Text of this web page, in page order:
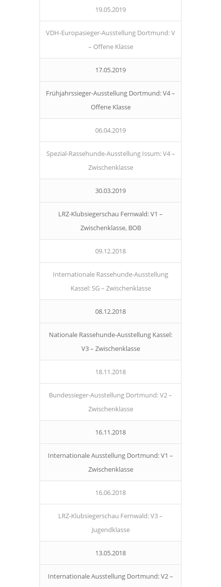
19.05.2019
VDH-Europasieger-Ausstellung Dortmund: V
– Offene Klasse
17.05.2019
Frühjahrssieger-Ausstellung Dortmund: V4 –
Offene Klasse
06.04.2019
Spezial-Rassehunde-Ausstellung Issum: V4 –
Zwischenklasse
30.03.2019
LRZ-Klubsiegerschau Fernwald: V1 –
Zwischenklasse, BOB
09.12.2018
Internationale Rassehunde-Ausstellung
Kassel: SG – Zwischenklasse
08.12.2018
Nationale Rassehunde-Ausstellung Kassel:
V3 – Zwischenklasse
18.11.2018
Bundessieger-Ausstellung Dortmund: V2 –
Zwischenklasse
16.11.2018
Internationale Ausstellung Dortmund: V1 –
Zwischenklasse
16.06.2018
LRZ-Klubsiegerschau Fernwald: V3 –
Jugendklasse
13.05.2018
Internationale Ausstellung Dortmund: V2 –